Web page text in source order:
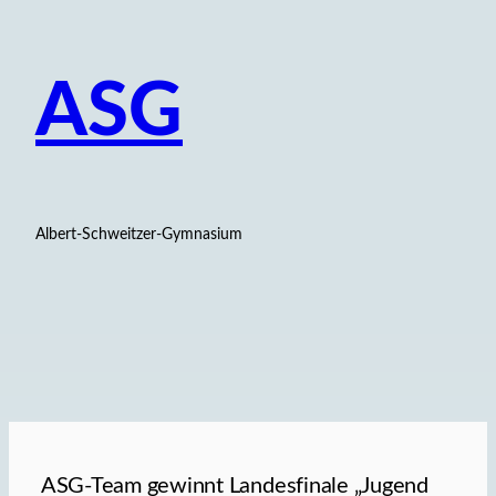
ASG
Albert-Schweitzer-Gymnasium
ASG-Team gewinnt Landesfinale „Jugend